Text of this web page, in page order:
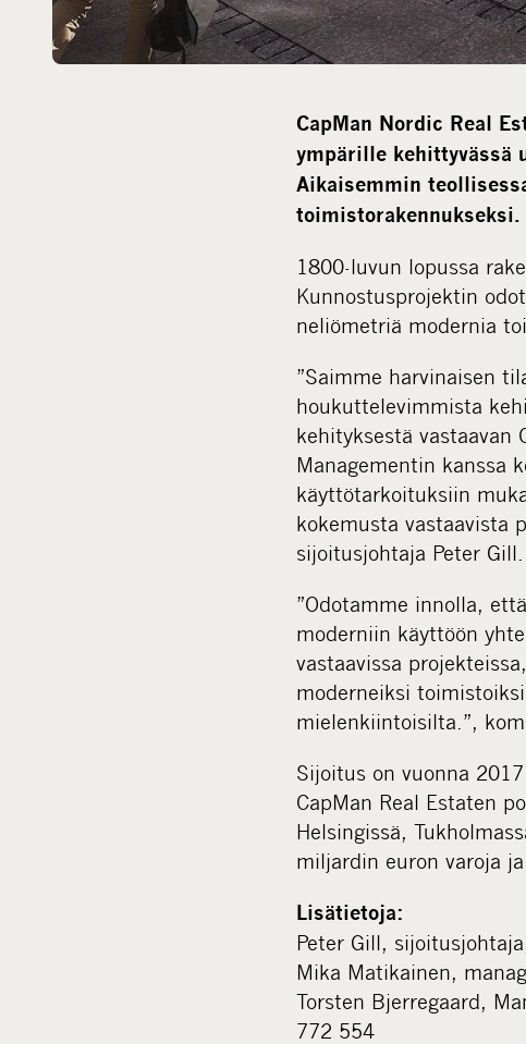
CapMan Nordic Real
ympärille kehittyvässä
Aikaisemmin
toimistorakennukseksi.
1800-luvun lopussa
Kunnostusprojektin
neliömetriä modernia
”Saimme harvinaisen
houkuttelevimmista
kehityksestä vastaavan
Managementin kanssa
käyttötarkoituksiin
kokemusta vastaavista
sijoitusjohtaja Peter Gill.
”Odotamme innolla,
moderniin käyttöön
vastaavissa
moderneiksi
mielenkiintoisilta.”,
Sijoitus on vuonna
CapMan Real Estaten
Helsingissä,
miljardin euron varoja
Lisätietoja:
Peter Gill,
Mika Matikainen,
Torsten Bjerregaard,
772 554